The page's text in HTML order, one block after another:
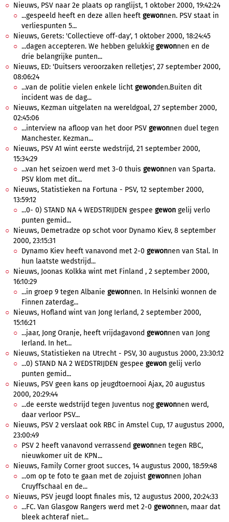
Nieuws, PSV naar 2e plaats op ranglijst, 1 oktober 2000, 19:42:24
...gespeeld heeft en deze allen heeft gewonnen. PSV staat in
verliespunten 5...
Nieuws, Gerets: 'Collectieve off-day', 1 oktober 2000, 18:24:45
...dagen accepteren. We hebben gelukkiggewonnen en de
drie belangrijke punten...
Nieuws, ED: 'Duitsers veroorzaken relletjes', 27 september 2000,
08:06:24
...van de politie vielen enkele licht gewonden.Buiten dit
incident was de dag...
Nieuws, Kezman uitgelaten na wereldgoal, 27 september 2000,
02:45:06
...interview na afloop van het door PSV gewonnen duel tegen
Manchester. Kezman...
Nieuws, PSV A1 wint eerste wedstrijd, 21 september 2000,
15:34:29
...van het seizoen werd met 3-0 thuis gewonnen van Sparta.
PSV klom met dit...
Nieuws, Statistieken na Fortuna - PSV, 12 september 2000,
13:59:12
...0- 0) STAND NA 4 WEDSTRIJDEN gespee gewon gelij verlo
punten gemid...
Nieuws, Demetradze op schot voor Dynamo Kiev, 8 september
2000, 23:15:31
Dynamo Kiev heeft vanavond met 2-0 gewonnen van Stal. In
hun laatste wedstrijd...
Nieuws, Joonas Kolkka wint met Finland , 2 september 2000,
16:10:29
...in groep 9 tegen Albanie gewonnen. In Helsinki wonnen de
Finnen zaterdag...
Nieuws, Hofland wint van Jong Ierland, 2 september 2000,
15:16:21
...jaar, Jong Oranje, heeft vrijdagavond gewonnen van Jong
Ierland. In het...
Nieuws, Statistieken na Utrecht - PSV, 30 augustus 2000, 23:30:12
...0) STAND NA 2 WEDSTRIJDEN gespee gewon gelij verlo
punten gemid...
Nieuws, PSV geen kans op jeugdtoernooi Ajax, 20 augustus
2000, 20:29:44
...de eerste wedstrijd tegen Juventus noggewonnen werd,
daar verloor PSV...
Nieuws, PSV 2 verslaat ook RBC in Amstel Cup, 17 augustus 2000,
23:00:49
PSV 2 heeft vanavond verrassend gewonnen tegen RBC,
nieuwkomer uit de KPN...
Nieuws, Family Corner groot succes, 14 augustus 2000, 18:59:48
...om op te foto te gaan met de zojuist gewonnen Johan
Cruyffschaal en de...
Nieuws, PSV jeugd loopt finales mis, 12 augustus 2000, 20:24:33
...FC. Van Glasgow Rangers werd met 2-0 gewonnen, maar dat
bleek achteraf niet...